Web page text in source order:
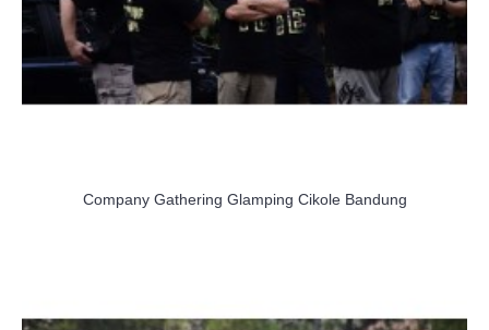
Company Gathering Glamping Cikole Bandung